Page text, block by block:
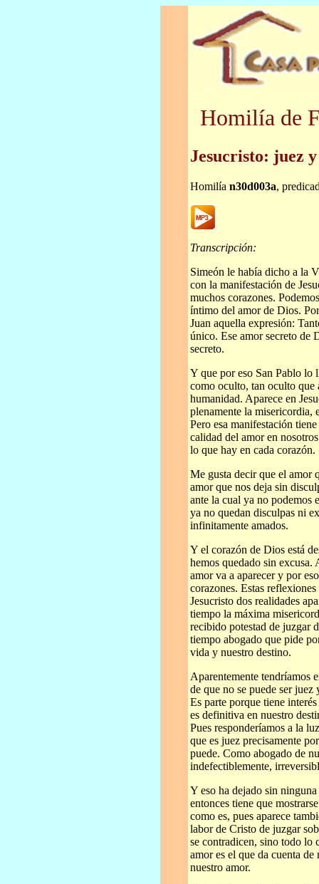
Homilía de
Jesucristo: juez
Homilía n30d003a,
Transcripción:
Simeón le había dicho a la
con la manifestación de
muchos corazones.
íntimo del amor de Dios.
Juan aquella expresión:
único. Ese amor secreto de
secreto.
Y que por eso San Pablo lo
como oculto, tan oculto que
humanidad. Aparece en
plenamente la misericordia,
Pero esa manifestación
calidad del amor en
lo que hay en cada corazón.
Me gusta decir que el amor
amor que nos deja sin
ante la cual ya no podemos
ya no quedan disculpas ni
infinitamente amados.
Y el corazón de Dios está
hemos quedado sin
amor va a aparecer y por
corazones. Estas
Jesucristo dos realidades
tiempo la máxima
recibido potestad de juzgar
tiempo abogado que pide
vida y nuestro destino.
Aparentemente tendríamos
de que no se puede ser
Es parte porque tiene
es definitiva en nuestro
Pues responderíamos a la
que es juez precisamente
puede. Como abogado de
indefectiblemente,
Y eso ha dejado sin
entonces tiene que
como es, pues aparece
labor de Cristo de juzgar
se contradicen, sino todo lo
amor es el que da cuenta
nuestro amor.